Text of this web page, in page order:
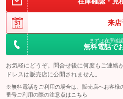
来店
まずは在庫確
無料電話で
お気軽にどうぞ。問合せ後に何度もご連絡
ドレスは販売店に公開されません。
※無料電話をご利用の場合は、販売店へお客様
番号ご利用の際の注意点は こちら